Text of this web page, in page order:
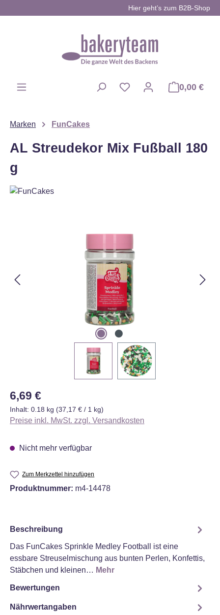
Hier geht’s zum B2B-Shop
0,00 €
Marken FunCakes
AL Streudekor Mix Fußball 180
g
Regulärer Preis:
6,69 €
Inhalt: 0.18 kg (37,17 € / 1 kg)
Preise inkl. MwSt. zzgl. Versandkosten
Nicht mehr verfügbar
Zum Merkzettel hinzufügen
Produktnummer: m4-14478
Beschreibung
Das FunCakes Sprinkle Medley Football ist eine
essbare Streuselmischung aus bunten Perlen, Konfettis,
Stäbchen und kleinen… Mehr
Bewertungen
Nährwertangaben